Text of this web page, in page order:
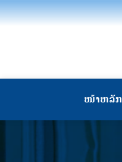
ໜ້າຫລັກ